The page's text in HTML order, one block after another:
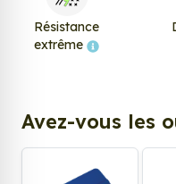
Résistance
extrême
Avez-vous les